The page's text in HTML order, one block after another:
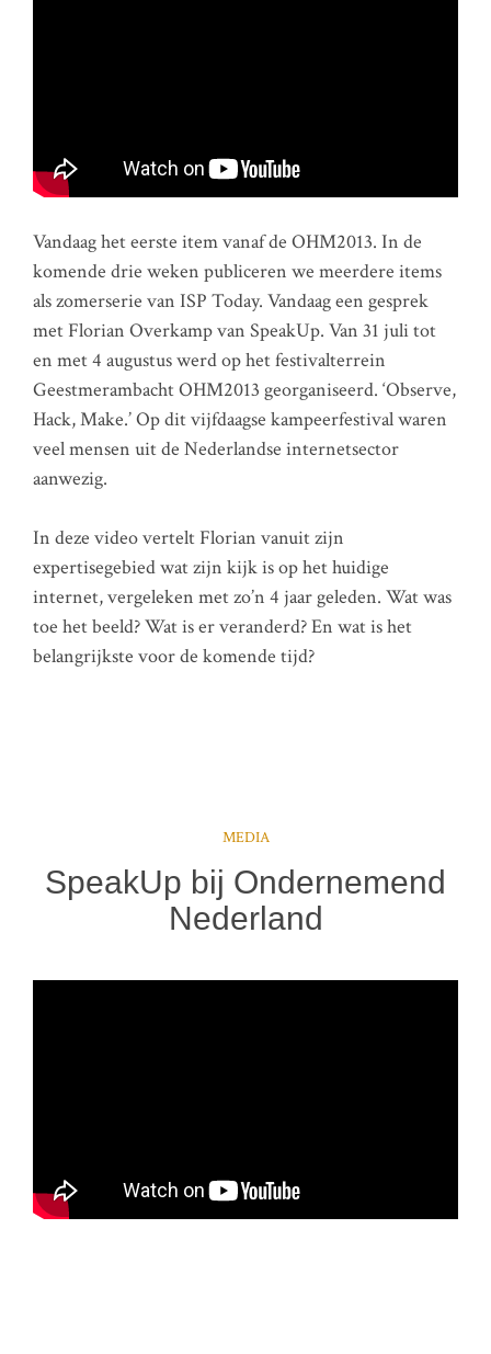
Vandaag het eerste item vanaf de OHM2013. In de
komende drie weken publiceren we meerdere items
als zomerserie van ISP Today. Vandaag een gesprek
met Florian Overkamp van SpeakUp. Van 31 juli tot
en met 4 augustus werd op het festivalterrein
Geestmerambacht OHM2013 georganiseerd. ‘Observe,
Hack, Make.’ Op dit vijfdaagse kampeerfestival waren
veel mensen uit de Nederlandse internetsector
aanwezig.
In deze video vertelt Florian vanuit zijn
expertisegebied wat zijn kijk is op het huidige
internet, vergeleken met zo’n 4 jaar geleden. Wat was
toe het beeld? Wat is er veranderd? En wat is het
belangrijkste voor de komende tijd?
MEDIA
SpeakUp bij Ondernemend
Nederland